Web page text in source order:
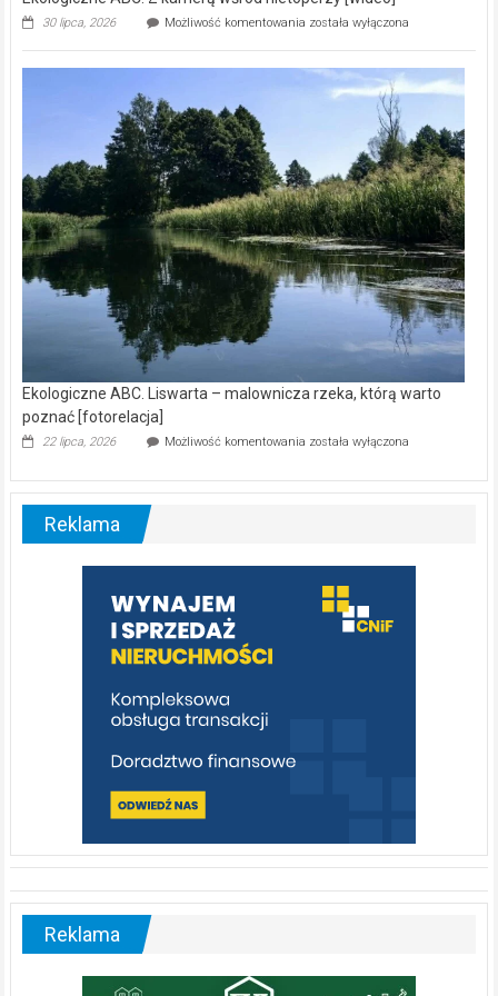
30 lipca, 2026 Możliwość komentowania Ekologiczne
kamerą
wśród
została wyłączona
Ekologiczne ABC. Liswarta – malownicza rzeka, którą warto
poznać [fotorelacja]
22 lipca, 2026 Możliwość komentowania Ekologiczne
–
warto
poznać
[fotorelacja]
została wyłączona
Reklama
Reklama